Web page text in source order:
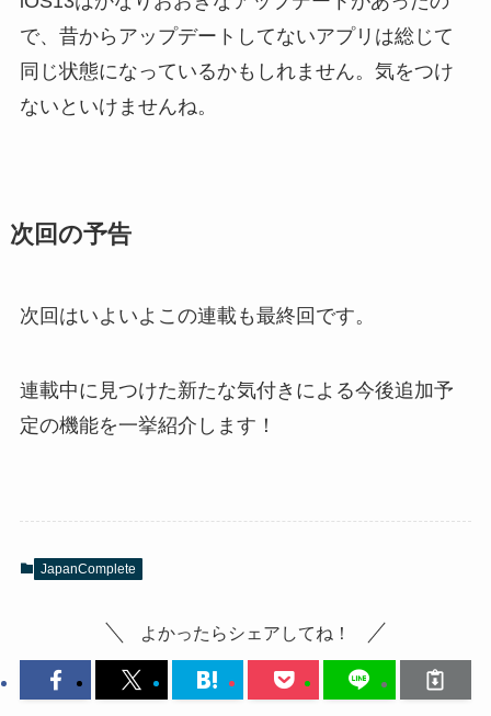
で、昔からアップデートしてないアプリは総じて
同じ状態になっているかもしれません。気をつけ
ないといけませんね。
次回の予告
次回はいよいよこの連載も最終回です。
連載中に見つけた新たな気付きによる今後追加予
定の機能を一挙紹介します！
JapanComplete
よかったらシェアしてね！